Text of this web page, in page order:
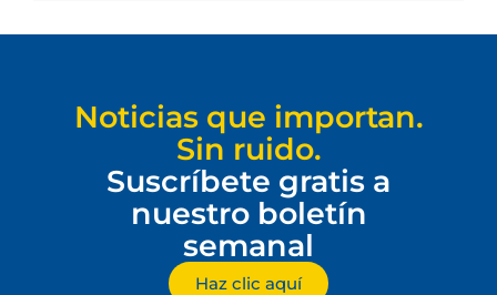
Noticias que importan.
Sin ruido.
Suscríbete gratis a
nuestro boletín
semanal
Haz clic aquí